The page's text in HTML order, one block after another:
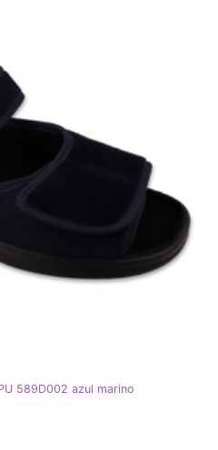
589D002 azul marino